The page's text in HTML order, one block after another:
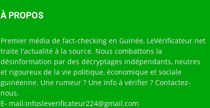
À PROPOS
Premier média de fact-checking en Guinée, LeVérificateur.net
traite l'actualité à la source. Nous combattons la
désinformation par des décryptages indépendants, neutres
et rigoureux de la vie politique, économique et sociale
guinéenne. Une rumeur ? Une info à vérifier ? Contactez-
nous.
E- mail:infosleverificateur224@gmail.com